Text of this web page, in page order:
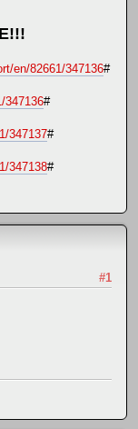
en/82661/347136#
347136#
347137#
347138#
#1